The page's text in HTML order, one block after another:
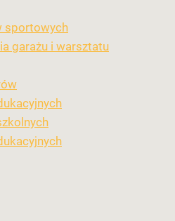
sportowych
garażu i warsztatu